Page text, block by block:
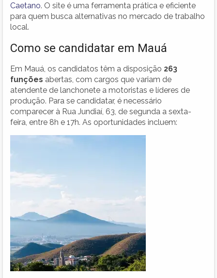
Caetano. O site é uma ferramenta prática e eficiente
para quem busca alternativas no mercado de trabalho
local.
Como se candidatar em Mauá
Em Mauá, os candidatos têm a disposição 263
funções abertas, com cargos que variam de
atendente de lanchonete a motoristas e líderes de
produção. Para se candidatar, é necessário
comparecer à Rua Jundiaí, 63, de segunda a sexta-
feira, entre 8h e 17h. As oportunidades incluem: